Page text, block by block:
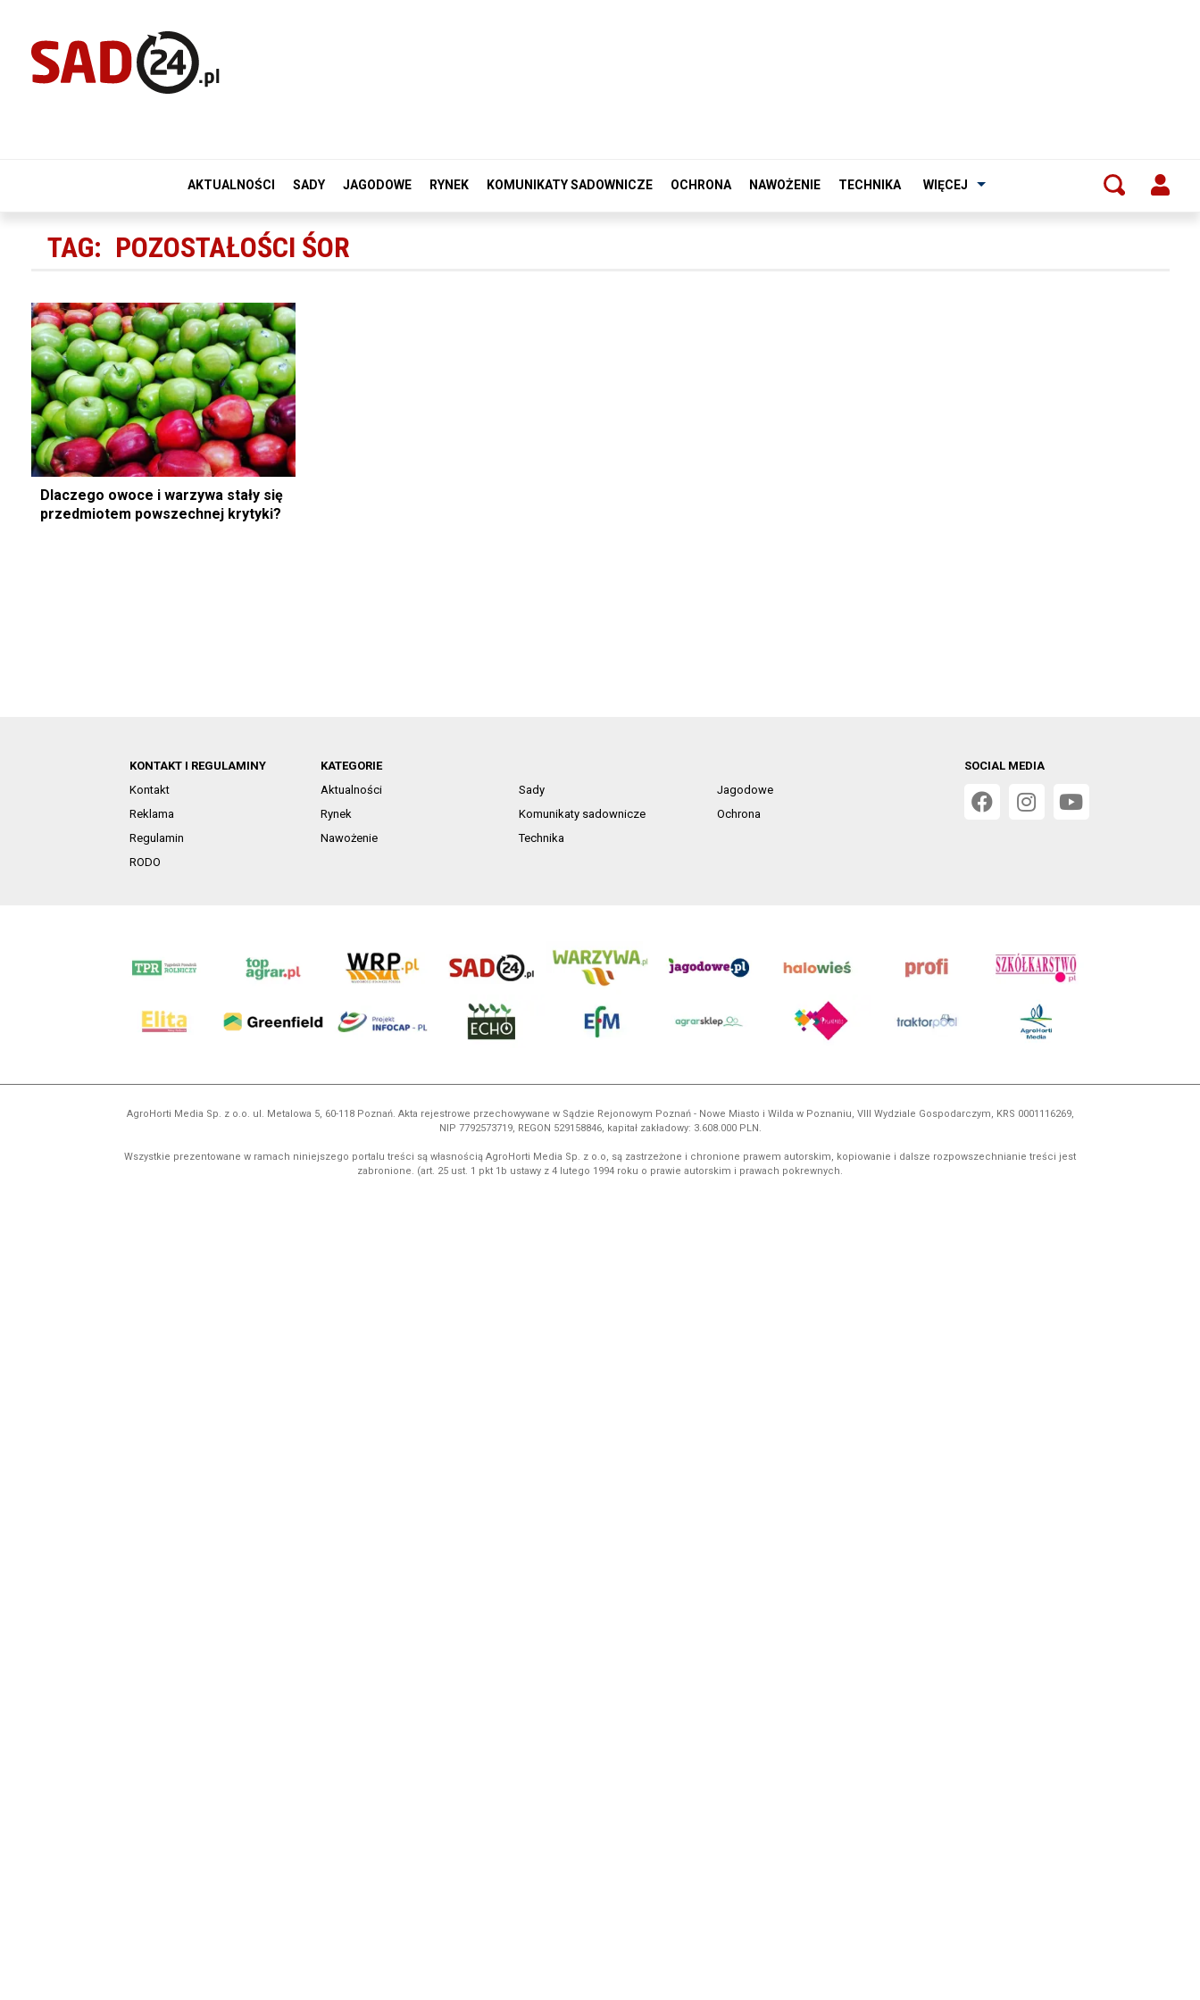
AKTUALNOŚCI SADY JAGODOWE RYNEK KOMUNIKATY SADOWNICZE OCHRONA NAWOŻENIE TECHNIKA WIĘCEJ
TAG: POZOSTAŁOŚCI ŚOR
Dlaczego owoce i warzywa stały się
przedmiotem powszechnej krytyki?
KONTAKT I REGULAMINY
Kontakt
Reklama
Regulamin
RODO
KATEGORIE
Aktualności
Sady
Jagodowe
Rynek
Komunikaty sadownicze
Ochrona
Nawożenie
Technika
SOCIAL MEDIA
AgroHorti Media Sp. z o.o. ul. Metalowa 5, 60-118 Poznań. Akta rejestrowe przechowywane w Sądzie Rejonowym Poznań - Nowe Miasto i Wilda w Poznaniu, VIII Wydziale Gospodarczym, KRS 0001116269,
NIP 7792573719, REGON 529158846, kapitał zakładowy: 3.608.000 PLN.
Wszystkie prezentowane w ramach niniejszego portalu treści są własnością AgroHorti Media Sp. z o.o, są zastrzeżone i chronione prawem autorskim, kopiowanie i dalsze rozpowszechnianie treści jest
zabronione. (art. 25 ust. 1 pkt 1b ustawy z 4 lutego 1994 roku o prawie autorskim i prawach pokrewnych.